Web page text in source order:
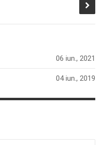
06 iun., 2021
04 iun., 2019